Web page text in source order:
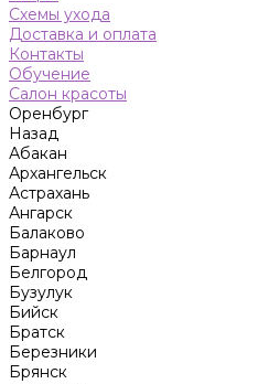
Схемы ухода
Доставка и оплата
Контакты
Обучение
Салон красоты
Оренбург
Назад
Абакан
Архангельск
Астрахань
Ангарск
Балаково
Барнаул
Белгород
Бузулук
Бийск
Братск
Березники
Брянск